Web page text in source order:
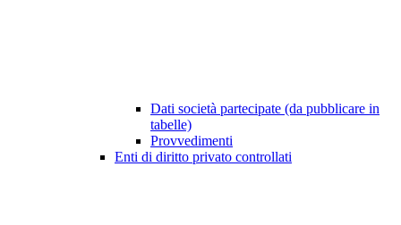
Dati società partecipate (da pubblicare in
tabelle)
Provvedimenti
Enti di diritto privato controllati